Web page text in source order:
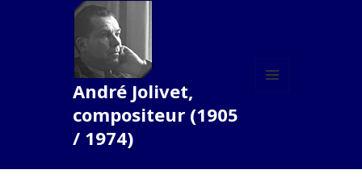
André Jolivet,
compositeur (1905
/ 1974)